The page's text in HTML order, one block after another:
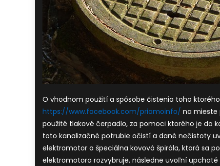
O vhodnom použití a spôsobe čistenia toho
https://www.facebook.com/priamoinfo/ na mieste
použité tlakové čerpadlo, za pomoci ktorého je do
toto kanalizačné potrubie očistí a dané nečistoty
elektromotor a špeciálna kovová špirála, ktorá sa
elektromotora rozvybruje, následne uvoľní